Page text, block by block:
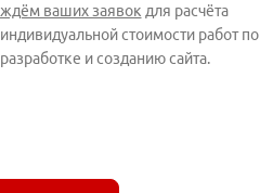
ждём ваших заявок для расчёта
индивидуальной стоимости работ по
разработке и созданию сайта.